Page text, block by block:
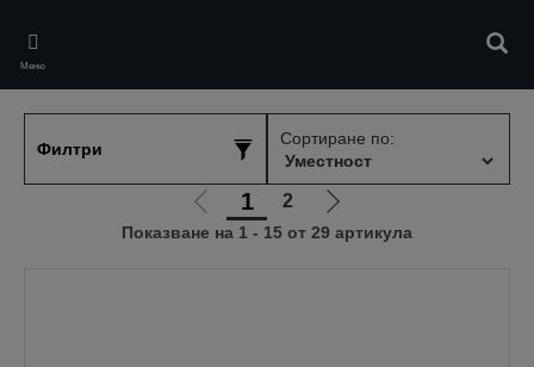
main
content
Меню
Филтри
Сортиране по:
Отиди
на
1 2
Отиди
на
Показване на 1 - 15 от 29 артикула